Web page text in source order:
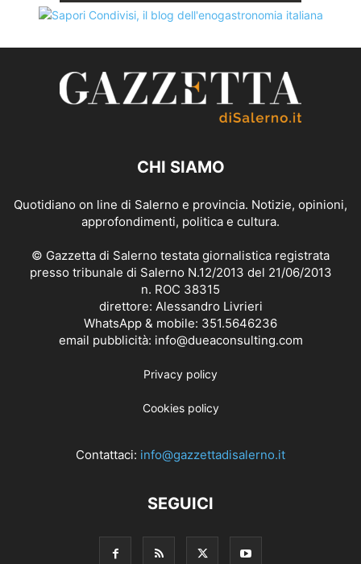
CHI SIAMO
Quotidiano on line di Salerno e provincia. Notizie, opinioni,
approfondimenti, politica e cultura.
© Gazzetta di Salerno testata giornalistica registrata
presso tribunale di Salerno N.12/2013 del 21/06/2013
n. ROC 38315
direttore: Alessandro Livrieri
WhatsApp & mobile: 351.5646236
email pubblicità: info@dueaconsulting.com
Privacy policy
Cookies policy
Contattaci: info@gazzettadisalerno.it
SEGUICI